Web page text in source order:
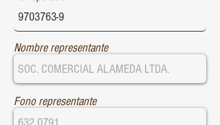
Nombre representante
Fono representante